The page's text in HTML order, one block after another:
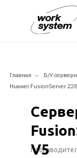
Главная → Б/У
Huawei FusionServer
V5